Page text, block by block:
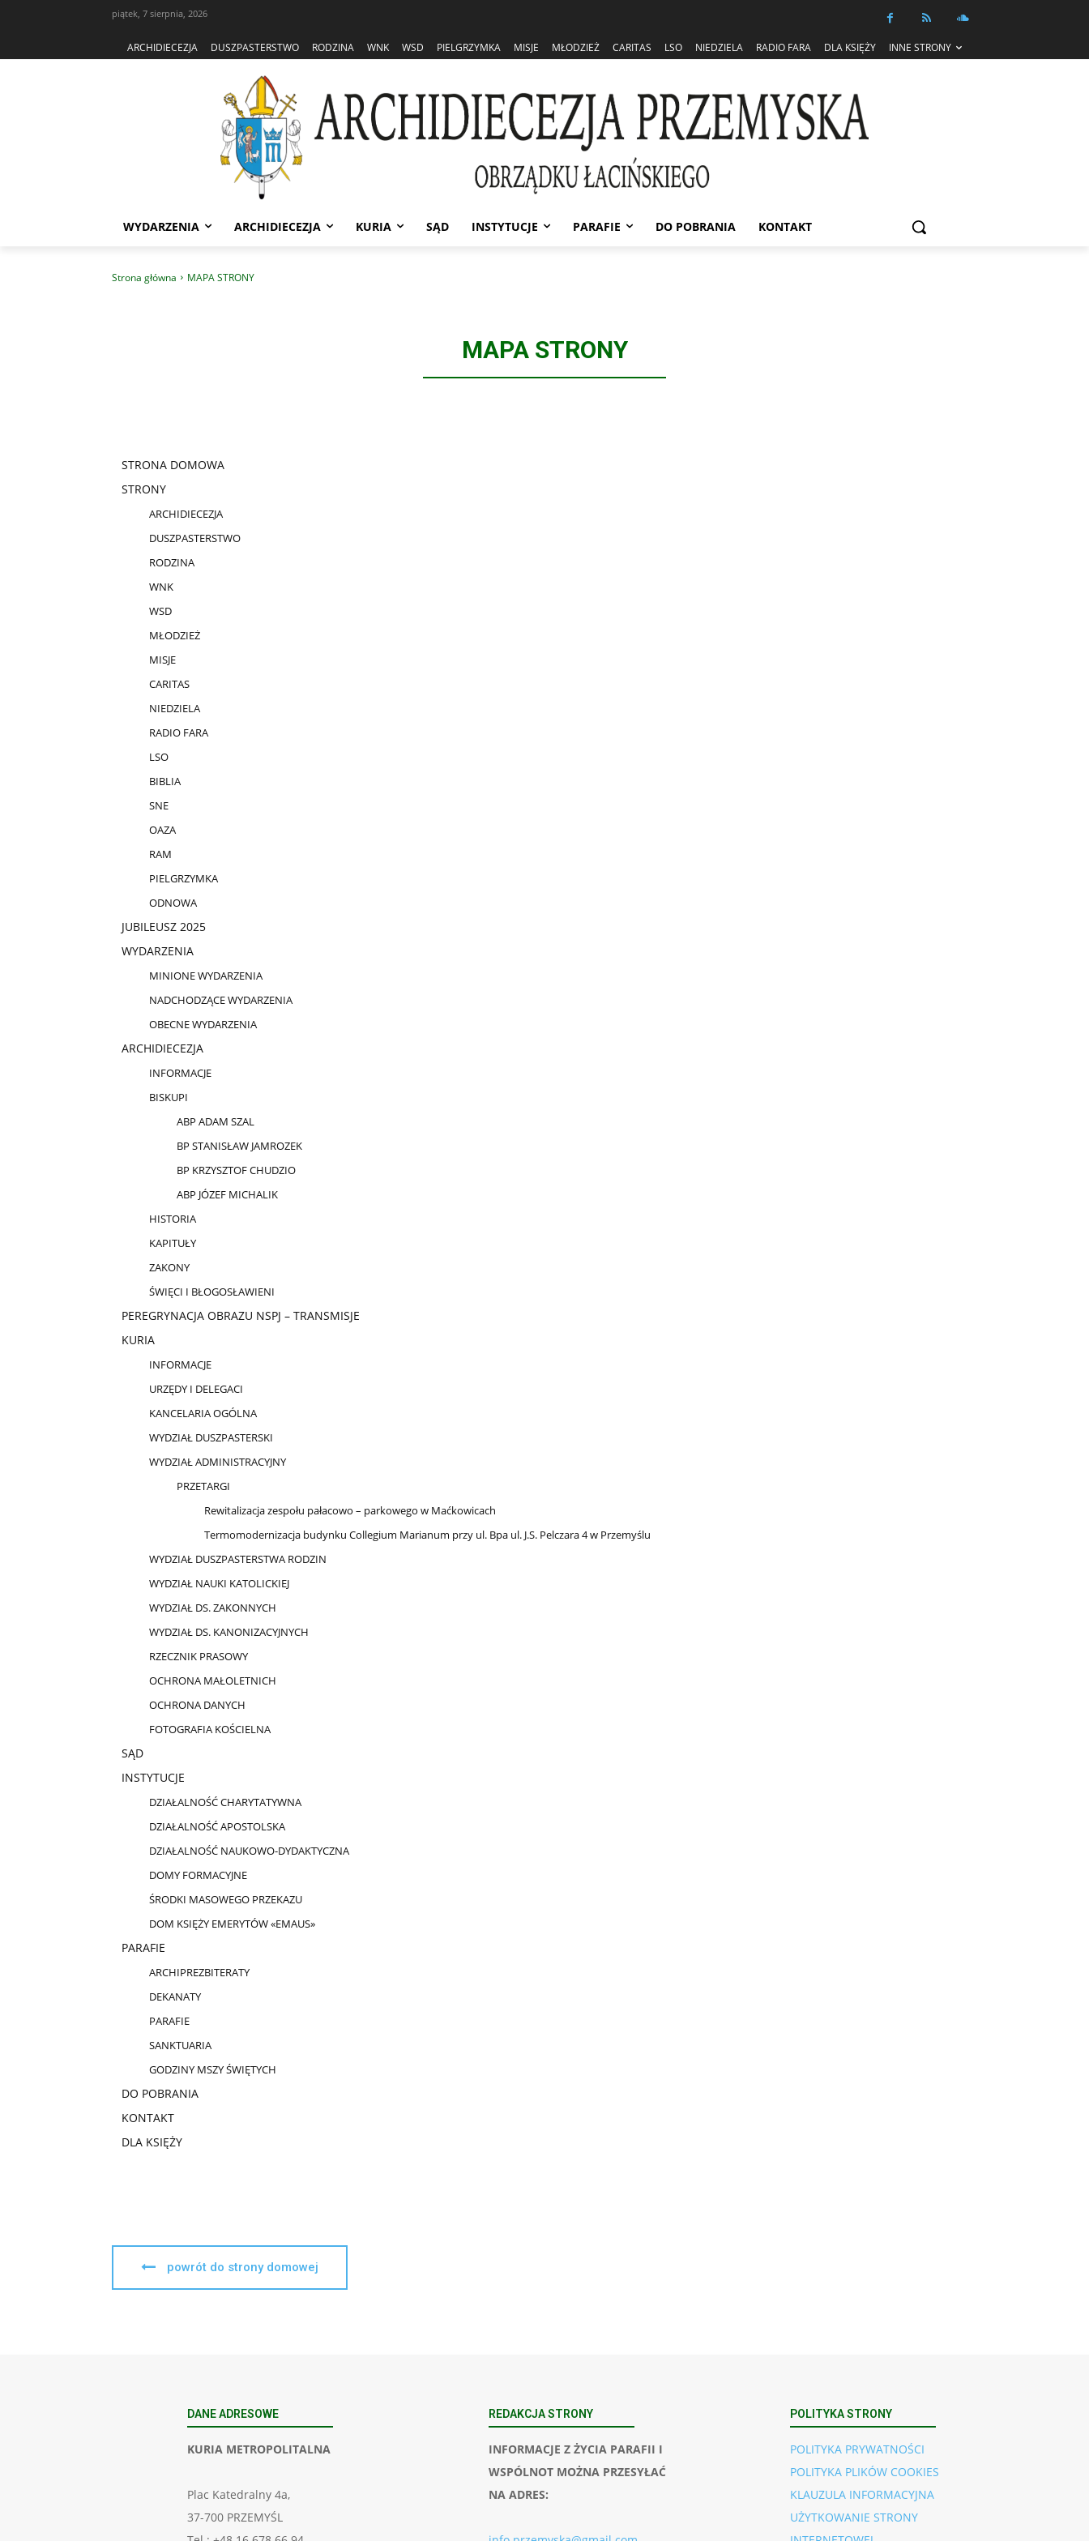
piątek, 7 sierpnia, 2026
ARCHIDIECEZJA DUSZPASTERSTWO RODZINA WNK WSD PIELGRZYMKA MISJE MŁODZIEŻ CARITAS LSO NIEDZIELA RADIO FARA DLA KSIĘŻY INNE STRONY
WYDARZENIA ARCHIDIECEZJA KURIA SĄD INSTYTUCJE PARAFIE DO POBRANIA KONTAKT
Strona główna MAPA STRONY
MAPA STRONY
STRONA DOMOWA
STRONY
ARCHIDIECEZJA
DUSZPASTERSTWO
RODZINA
WNK
WSD
MŁODZIEŻ
MISJE
CARITAS
NIEDZIELA
RADIO FARA
LSO
BIBLIA
SNE
OAZA
RAM
PIELGRZYMKA
ODNOWA
JUBILEUSZ 2025
WYDARZENIA
MINIONE WYDARZENIA
NADCHODZĄCE WYDARZENIA
OBECNE WYDARZENIA
ARCHIDIECEZJA
INFORMACJE
BISKUPI
ABP ADAM SZAL
BP STANISŁAW JAMROZEK
BP KRZYSZTOF CHUDZIO
ABP JÓZEF MICHALIK
HISTORIA
KAPITUŁY
ZAKONY
ŚWIĘCI I BŁOGOSŁAWIENI
PEREGRYNACJA OBRAZU NSPJ – TRANSMISJE
KURIA
INFORMACJE
URZĘDY I DELEGACI
KANCELARIA OGÓLNA
WYDZIAŁ DUSZPASTERSKI
WYDZIAŁ ADMINISTRACYJNY
PRZETARGI
Rewitalizacja zespołu pałacowo – parkowego w Maćkowicach
Termomodernizacja budynku Collegium Marianum przy ul. Bpa ul. J.S. Pelczara 4 w Przemyślu
WYDZIAŁ DUSZPASTERSTWA RODZIN
WYDZIAŁ NAUKI KATOLICKIEJ
WYDZIAŁ DS. ZAKONNYCH
WYDZIAŁ DS. KANONIZACYJNYCH
RZECZNIK PRASOWY
OCHRONA MAŁOLETNICH
OCHRONA DANYCH
FOTOGRAFIA KOŚCIELNA
SĄD
INSTYTUCJE
DZIAŁALNOŚĆ CHARYTATYWNA
DZIAŁALNOŚĆ APOSTOLSKA
DZIAŁALNOŚĆ NAUKOWO-DYDAKTYCZNA
DOMY FORMACYJNE
ŚRODKI MASOWEGO PRZEKAZU
DOM KSIĘŻY EMERYTÓW «EMAUS»
PARAFIE
ARCHIPREZBITERATY
DEKANATY
PARAFIE
SANKTUARIA
GODZINY MSZY ŚWIĘTYCH
DO POBRANIA
KONTAKT
DLA KSIĘŻY
powrót do strony domowej
DANE ADRESOWE
KURIA METROPOLITALNA
Plac Katedralny 4a,
37-700 PRZEMYŚL
REDAKCJA STRONY
INFORMACJE Z ŻYCIA PARAFII I
WSPÓLNOT MOŻNA PRZESYŁAĆ
NA ADRES:
POLITYKA STRONY
POLITYKA PRYWATNOŚCI
POLITYKA PLIKÓW COOKIES
KLAUZULA INFORMACYJNA
UŻYTKOWANIE STRONY